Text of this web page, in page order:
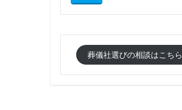
葬儀社選びの相談はこちら